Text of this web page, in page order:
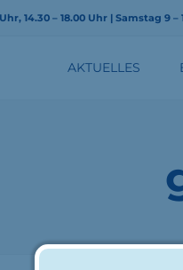
14.30 – 18.00 Uhr | Samstag 9 –
AKTUELLES